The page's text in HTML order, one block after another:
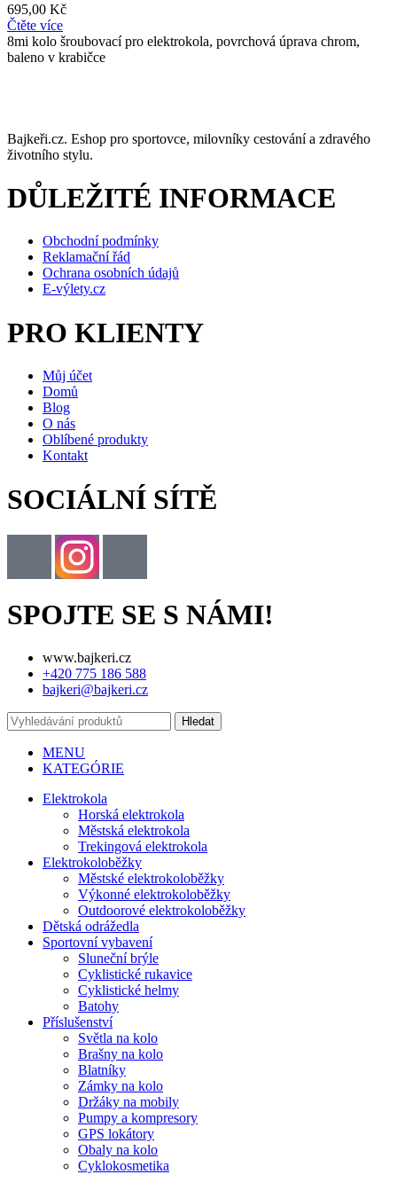
695,00 Kč
Čtěte více
8mi kolo šroubovací pro elektrokola, povrchová úprava chrom,
baleno v krabičce
Bajkeři.cz. Eshop pro sportovce, milovníky cestování a zdravého
životního stylu.
DŮLEŽITÉ INFORMACE
Obchodní podmínky
Reklamační řád
Ochrana osobních údajů
E-výlety.cz
PRO KLIENTY
Můj účet
Domů
Blog
O nás
Oblíbené produkty
Kontakt
SOCIÁLNÍ SÍTĚ
SPOJTE SE S NÁMI!
www.bajkeri.cz
+420 775 186 588
bajkeri@bajkeri.cz
Hledat
MENU
KATEGÓRIE
Elektrokola
Horská elektrokola
Městská elektrokola
Trekingová elektrokola
Elektrokoloběžky
Městské elektrokoloběžky
Výkonné elektrokoloběžky
Outdoorové elektrokoloběžky
Dětská odrážedla
Sportovní vybavení
Sluneční brýle
Cyklistické rukavice
Cyklistické helmy
Batohy
Příslušenství
Světla na kolo
Brašny na kolo
Blatníky
Zámky na kolo
Držáky na mobily
Pumpy a kompresory
GPS lokátory
Obaly na kolo
Cyklokosmetika